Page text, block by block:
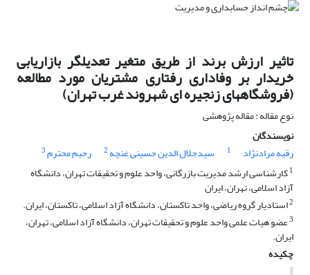
تاثیر ارزش برند از طریق متغیر تعدیلگر بازاریابی
خریدار بر وفاداری رفتاری مشتریان مورد مطالعه
(فروشگاههای زنجیره ای شهروند غرب تهران)
نوع مقاله : مقاله پژوهشی
نویسندگان
رقیه مرادنژاد
1 سیدجلال الدین حسینی غنچه 2 رحیم محترم3
1کارشناسی ارشد مدیریت بازرگانی، واحد علوم و تحقیقات تهران، دانشگاه
آزاد اسلامی، تهران، ایران
2استادیار گروه ریاضی، واحد تاکستان، دانشگاه آزاد اسلامی، تاکستان، ایران.
3عضو هیات علمی واحد علوم و تحقیقات تهران، دانشگاه آزاد اسلامی، تهران،
ایران.
چکیده